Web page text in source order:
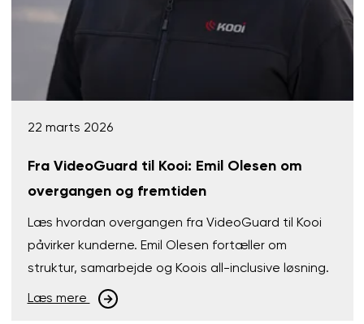
22 marts 2026
Fra VideoGuard til Kooi: Emil Olesen om
overgangen og fremtiden
Læs hvordan overgangen fra VideoGuard til Kooi
påvirker kunderne. Emil Olesen fortæller om
struktur, samarbejde og Koois all-inclusive løsning.
Læs mere